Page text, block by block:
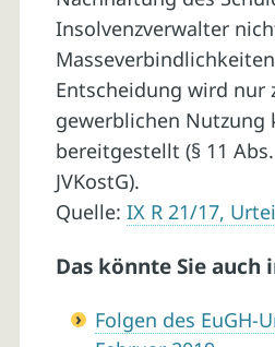
Insolvenzverwalter
Entscheidung wird nur
gewerblichen Nutzung
bereitgestellt (§ 11
JVKostG).
Quelle: IX R 21/17,
Das könnte Sie auch
Folgen des EuGH-